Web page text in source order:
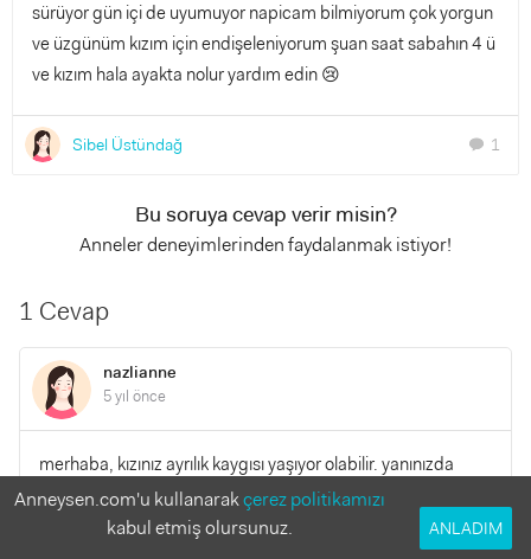
sürüyor gün içi de uyumuyor napicam bilmiyorum çok yorgun
ve üzgünüm kızım için endişeleniyorum şuan saat sabahın 4 ü
ve kızım hala ayakta nolur yardım edin 😢
Sibel Üstündağ chat 1
Bu soruya cevap verir misin?
Anneler deneyimlerinden faydalanmak istiyor!
1 Cevap
nazlianne
5 yıl önce
merhaba, kızınız ayrılık kaygısı yaşıyor olabilir. yanınızda
kimse olmadan beraber baş başa vakit geçirmeye çalışın.
Parka gidin, salıncaklara binin. Göz temasında olun hep ve
Anneysen.com'u kullanarakçerez politikamızı
kabul etmiş olursunuz.
ANLADIM